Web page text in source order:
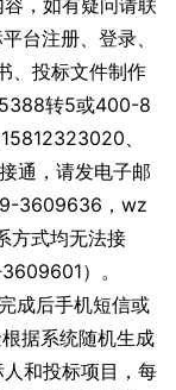
台注册、登录、
、投标文件制作
转5或400-8
、
通，请发电子邮
3609636，wz
方式均无法接
）。
成后手机短信或
据系统随机生成
和投标项目，每